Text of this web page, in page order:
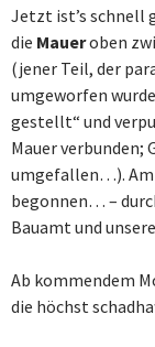
Jetzt ist’s schnell
die Maueroben
(jener Teil, der
umgeworfen
gestellt“ und
Mauer verbunden;
umgefallen…). Am
begonnen… –
Bauamt und
Ab kommendem
die höchst